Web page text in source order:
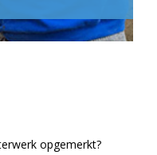
opgemerkt?